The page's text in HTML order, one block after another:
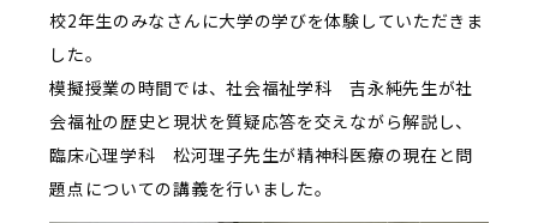
校2年生のみなさんに大学の学びを体験していただきま
した。
模擬授業の時間では、社会福祉学科 吉永純先生が社
会福祉の歴史と現状を質疑応答を交えながら解説し、
臨床心理学科 松河理子先生が精神科医療の現在と問
題点についての講義を行いました。